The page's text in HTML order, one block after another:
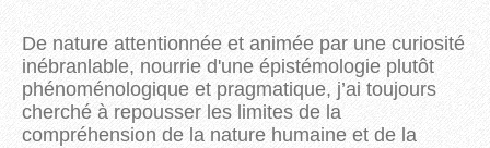
De nature attentionnée et animée par une curiosité
inébranlable, nourrie d'une épistémologie plutôt
phénoménologique et pragmatique, j’ai toujours
cherché à repousser les limites de la
compréhension de la nature humaine et de la